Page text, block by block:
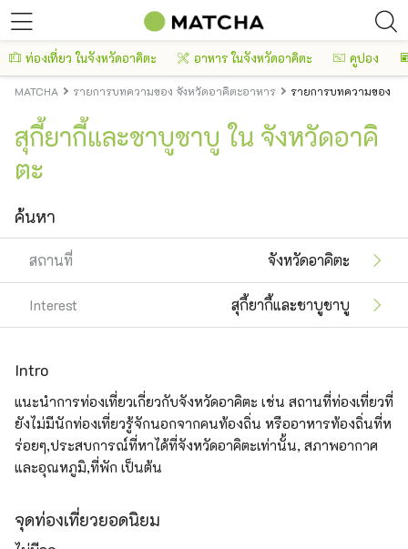
ท่องเที่ยว ในจังหวัดอาคิตะ อาหาร ในจังหวัดอาคิตะ คูปอง
MATCHA รายการบทความของ จังหวัดอาคิตะอาหาร รายการบทความของ จั
สุกี้ยากี้และชาบูชาบู ใน จังหวัดอาคิ
ตะ
ค้นหา
สถานที่ จังหวัดอาคิตะ
Interest สุกี้ยากี้และชาบูชาบู
Intro
แนะนำการท่องเที่ยวเกี่ยวกับจังหวัดอาคิตะ เช่น สถานที่ท่องเที่ยวที่
ยังไม่มีนักท่องเที่ยวรู้จักนอกจากคนท้องถิ่น หรืออาหารท้องถิ่นที่ห
ร่อยๆ,ประสบการณ์ที่หาได้ที่จังหวัดอาคิตะเท่านั้น, สภาพอากาศ
และอุณหภูมิ,ที่พัก เป็นต้น
จุดท่องเที่ยวยอดนิยม